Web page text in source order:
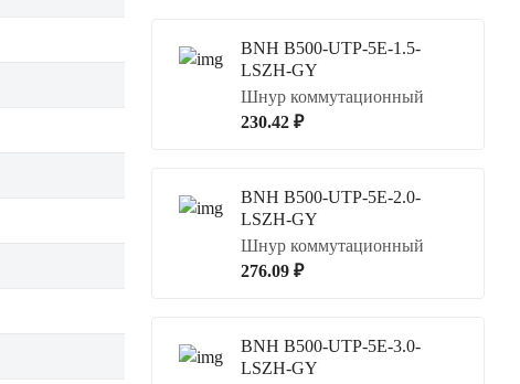
BNH B500-UTP-5E-1.5-
LSZH-GY
Шнур коммутационный
230.42 ₽
BNH B500-UTP-5E-2.0-
LSZH-GY
Шнур коммутационный
276.09 ₽
BNH B500-UTP-5E-3.0-
LSZH-GY